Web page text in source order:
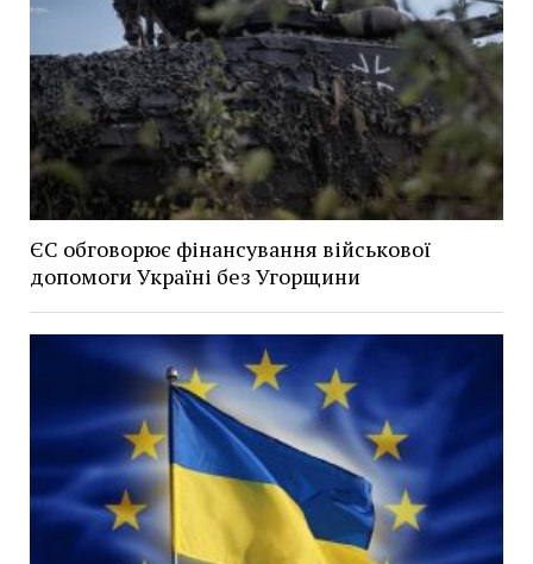
ЄС обговорює фінансування військової
допомоги Україні без Угорщини